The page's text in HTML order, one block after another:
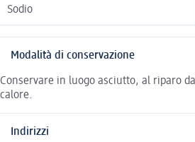
Sodio
Modalità di conservazione
Conservare in luogo asciutto, al riparo
calore.
Indirizzi